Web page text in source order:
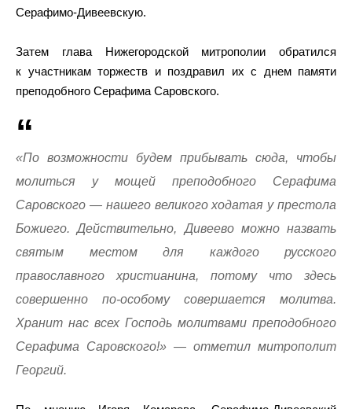
Серафимо-Дивеевскую.
Затем глава Нижегородской митрополии обратился
к участникам торжеств и поздравил их с днем памяти
преподобного Серафима Саровского.
«По возможности будем прибывать сюда, чтобы
молиться у мощей преподобного Серафима
Саровского — нашего великого ходатая у престола
Божиего. Действительно, Дивеево можно назвать
святым местом для каждого русского
православного христианина, потому что здесь
совершенно по-особому совершается молитва.
Хранит нас всех Господь молитвами преподобного
Серафима Саровского!» — отметил митрополит
Георгий.